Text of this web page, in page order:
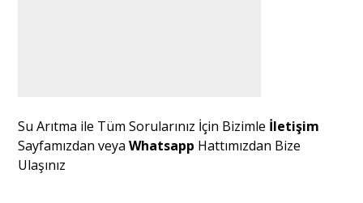
Su Arıtma ile Tüm Sorularınız İçin Bizimle İletişim
Sayfamızdan veyaWhatsapp Hattımızdan Bize
Ulaşınız